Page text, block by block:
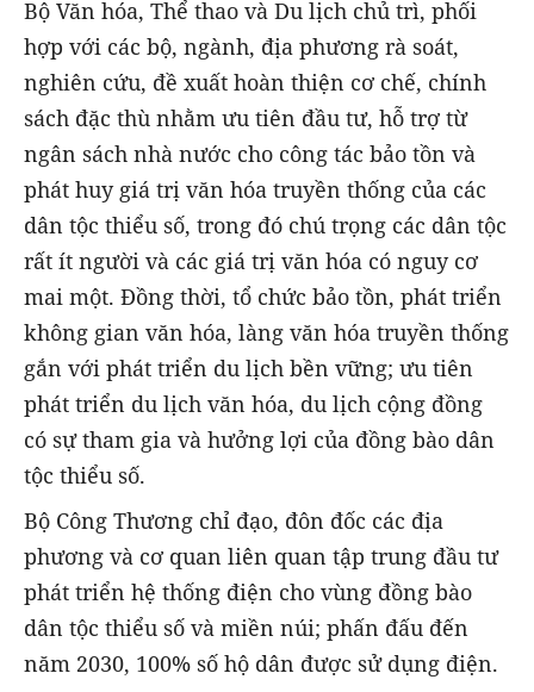
Bộ Văn hóa, Thể thao và Du lịch chủ trì, phối
hợp với các bộ, ngành, địa phương rà soát,
nghiên cứu, đề xuất hoàn thiện cơ chế, chính
sách đặc thù nhằm ưu tiên đầu tư, hỗ trợ từ
ngân sách nhà nước cho công tác bảo tồn và
phát huy giá trị văn hóa truyền thống của các
dân tộc thiểu số, trong đó chú trọng các dân tộc
rất ít người và các giá trị văn hóa có nguy cơ
mai một. Đồng thời, tổ chức bảo tồn, phát triển
không gian văn hóa, làng văn hóa truyền thống
gắn với phát triển du lịch bền vững; ưu tiên
phát triển du lịch văn hóa, du lịch cộng đồng
có sự tham gia và hưởng lợi của đồng bào dân
tộc thiểu số.
Bộ Công Thương chỉ đạo, đôn đốc các địa
phương và cơ quan liên quan tập trung đầu tư
phát triển hệ thống điện cho vùng đồng bào
dân tộc thiểu số và miền núi; phấn đấu đến
năm 2030, 100% số hộ dân được sử dụng điện.